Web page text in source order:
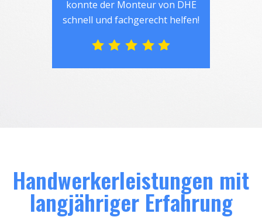
konnte der Monteur von DHE
schnell und fachgerecht helfen!
Handwerkerleistungen mit
langjähriger Erfahrung